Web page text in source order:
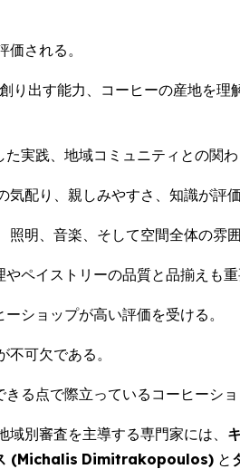
される。
り出す能力、コーヒーの産地を
実践、地域コミュニティとの関わ
配り、親しみやすさ、知識が評価
明、音楽、そして空間全体の雰
ペイストリーの品質と品揃えも重
ショップが高い評価を受ける。
可欠である。
る点で際立っているコーヒーショ
別審査を主導する専門家には、
(Michalis Dimitrakopoulos) と